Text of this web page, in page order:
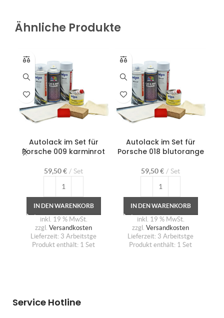
Ähnliche Produkte
Autolack im Set für
Porsche 009 karminrot
59,50€ Set
IN DEN WARENKORB
inkl. 19 % MwSt.
zzgl. Versandkosten
Lieferzeit: 3 Arbeitstge
Produkt enthält: 1 Set
Autolack im Set für
Porsche 018 blutorange
59,50€ Set
IN DEN WARENKORB
inkl. 19 % MwSt.
zzgl. Versandkosten
Lieferzeit: 3 Arbeitstge
Produkt enthält: 1 Set
Service Hotline